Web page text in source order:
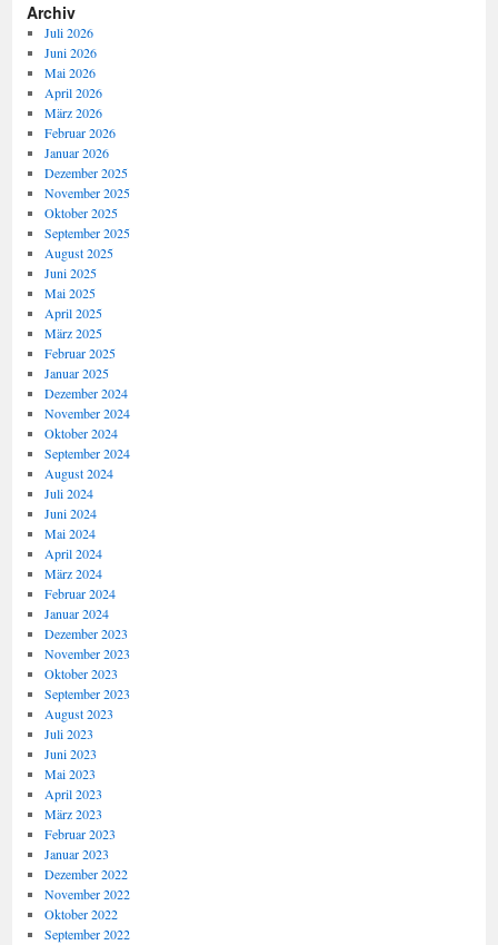
Archiv
Juli 2026
Juni 2026
Mai 2026
April 2026
März 2026
Februar 2026
Januar 2026
Dezember 2025
November 2025
Oktober 2025
September 2025
August 2025
Juni 2025
Mai 2025
April 2025
März 2025
Februar 2025
Januar 2025
Dezember 2024
November 2024
Oktober 2024
September 2024
August 2024
Juli 2024
Juni 2024
Mai 2024
April 2024
März 2024
Februar 2024
Januar 2024
Dezember 2023
November 2023
Oktober 2023
September 2023
August 2023
Juli 2023
Juni 2023
Mai 2023
April 2023
März 2023
Februar 2023
Januar 2023
Dezember 2022
November 2022
Oktober 2022
September 2022